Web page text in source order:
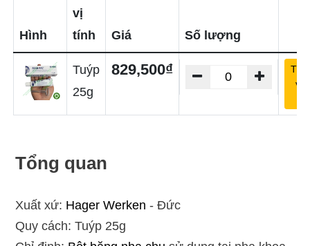
Hình
vị
tính
Giá Số lượng
Tuýp
25g
829,500₫
Tổng quan
Xuất xứ: Hager Werken - Đức
Quy cách: Tuýp 25g